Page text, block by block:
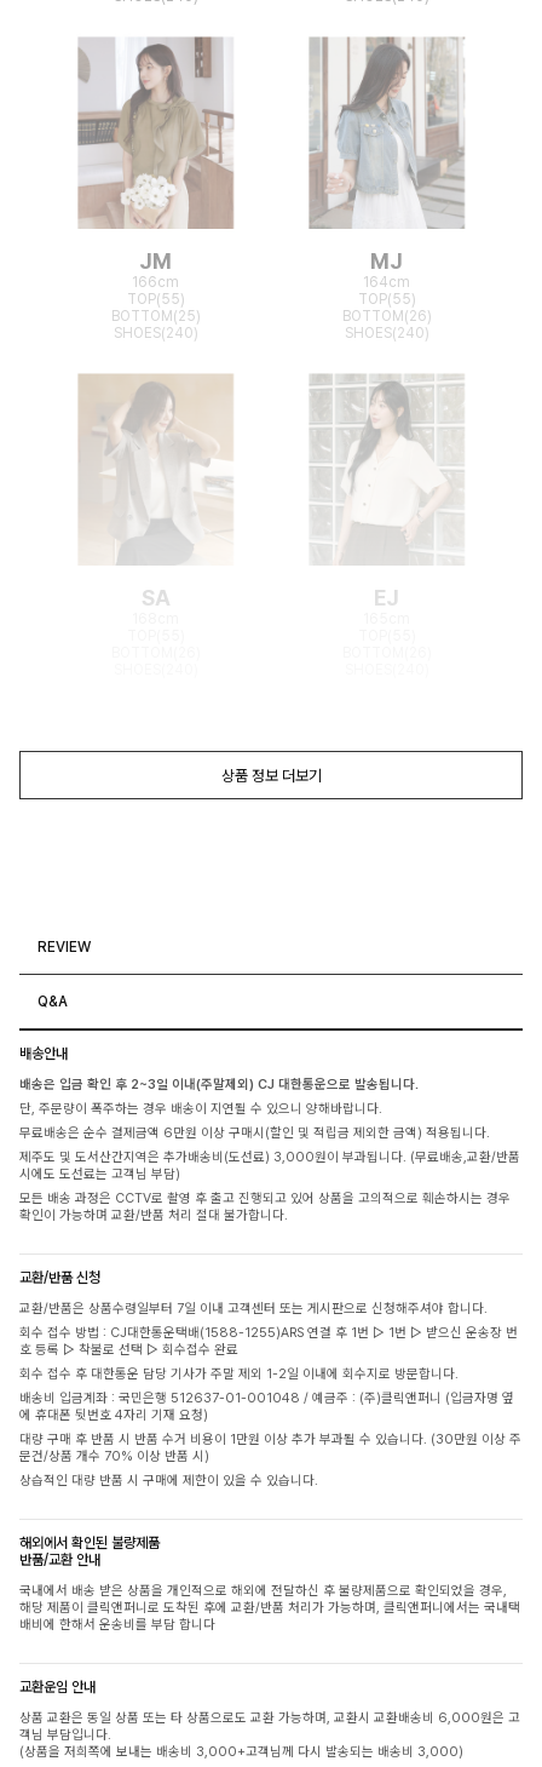
JM
166cm
TOP(55)
BOTTOM(25)
SHOES(240)
MJ
164cm
TOP(55)
BOTTOM(26)
SHOES(240)
SA EJ
상품 정보 더보기
REVIEW
Q&A
배송안내
배송은 입금 확인 후 2~3일 이내(주말제외) CJ 대한통운으로 발송됩니다.
단, 주문량이 폭주하는 경우 배송이 지연될 수 있으니 양해바랍니다.
무료배송은 순수 결제금액 6만원 이상 구매시(할인 및 적립금 제외한 금액) 적용됩니다.
제주도 및 도서산간지역은 추가배송비(도선료) 3,000원이 부과됩니다. (무료배송,교환/반품
시에도 도선료는 고객님 부담)
모든 배송 과정은 CCTV로 촬영 후 출고 진행되고 있어 상품을 고의적으로 훼손하시는 경우
확인이 가능하며 교환/반품 처리 절대 불가합니다.
교환/반품 신청
교환/반품은 상품수령일부터 7일 이내 고객센터 또는 게시판으로 신청해주셔야 합니다.
회수 접수 방법 : CJ대한통운택배(1588-1255)ARS 연결 후 1번 ▷ 1번 ▷ 받으신 운송장 번
호 등록 ▷ 착불로 선택 ▷ 회수접수 완료
회수 접수 후 대한통운 담당 기사가 주말 제외 1-2일 이내에 회수지로 방문합니다.
배송비 입금계좌 : 국민은행 512637-01-001048 / 예금주 : (주)클릭앤퍼니 (입금자명 옆
에 휴대폰 뒷번호 4자리 기재 요청)
대량 구매 후 반품 시 반품 수거 비용이 1만원 이상 추가 부과될 수 있습니다. (30만원 이상 주
문건/상품 개수 70% 이상 반품 시)
상습적인 대량 반품 시 구매에 제한이 있을 수 있습니다.
해외에서 확인된 불량제품
반품/교환 안내
국내에서 배송 받은 상품을 개인적으로 해외에 전달하신 후 불량제품으로 확인되었을 경우,
해당 제품이 클릭앤퍼니로 도착된 후에 교환/반품 처리가 가능하며, 클릭앤퍼니에서는 국내택
배비에 한해서 운송비를 부담 합니다
교환운임 안내
상품 교환은 동일 상품 또는 타 상품으로도 교환 가능하며, 교환시 교환배송비 6,000원은 고
객님 부담입니다.
(상품을 저희쪽에 보내는 배송비 3,000+고객님께 다시 발송되는 배송비 3,000)